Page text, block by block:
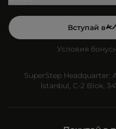
Вступай в
Условия
SuperStep Headquarter:
İstanbul, C-2 Blok,